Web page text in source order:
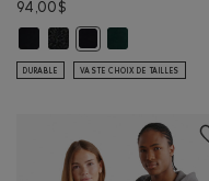
94,00$
Chandail kangourou original
Chandail kangourou
Chandail
DURABLE VASTE CHOIX DE TAILLES